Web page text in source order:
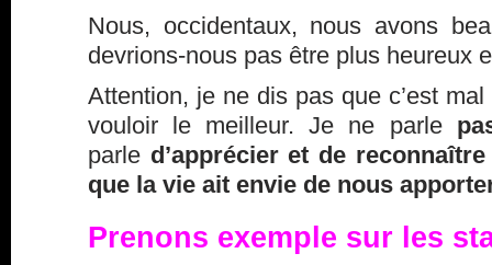
Nous, occidentaux, nous avons
devrions-nous pas être plus heureux
Attention, je ne dis pas que c’est
vouloir le meilleur. Je ne parle
parle d’apprécier et de
que la vie ait envie de nous
Prenons exemple sur les